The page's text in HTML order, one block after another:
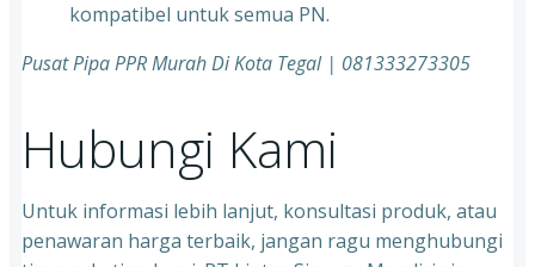
kompatibel untuk semua PN.
Pusat Pipa PPR Murah Di Kota Tegal | 081333273305
Hubungi Kami
Untuk informasi lebih lanjut, konsultasi produk, atau
penawaran harga terbaik, jangan ragu menghubungi